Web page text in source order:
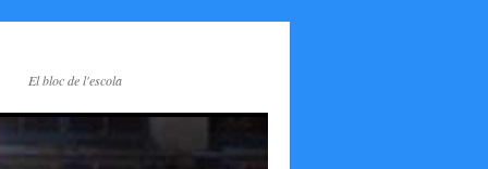
El bloc de l'escola